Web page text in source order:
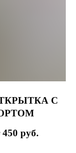
С
450 руб.